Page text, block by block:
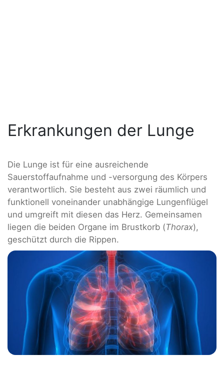
Erkrankungen der Lunge
Die Lunge ist für eine ausreichende
Sauerstoffaufnahme und -versorgung des Körpers
verantwortlich. Sie besteht aus zwei räumlich und
funktionell voneinander unabhängige Lungenflügel
und umgreift mit diesen das Herz. Gemeinsamen
liegen die beiden Organe im Brustkorb (Thorax),
geschützt durch die Rippen.